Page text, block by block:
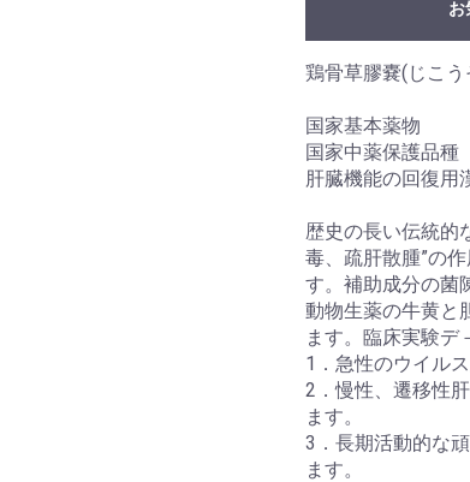
お
鶏骨草膠嚢(じこう
国家基本薬物
国家中薬保護品種
肝臓機能の回復用
歴史の長い伝統的
毒、疏肝散腫”の
す。補助成分の菌
動物生薬の牛黄と
ます。臨床実験デ
1．急性のウイル
2．慢性、遷移性
ます。
3．長期活動的な
ます。